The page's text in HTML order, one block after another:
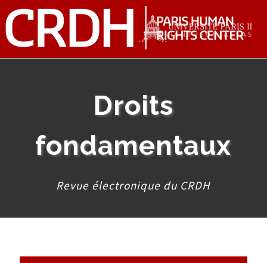
Droits
fondamentaux
Revue électronique du CRDH